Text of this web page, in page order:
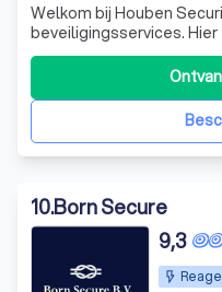
Welkom bij Houben
beveiligingsservices.
de veiligheid van
gemeenschappen te
zowel eenvoudig als
uitmuntende
10.Born Secure
9,3